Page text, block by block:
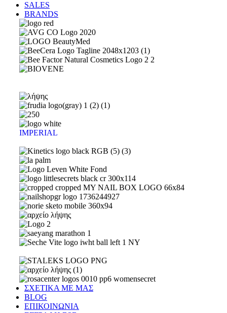
SALES
BRANDS
IMPERIAL
ΣΧΕΤΙΚΑ ΜΕ ΜΑΣ
BLOG
ΕΠΙΚΟΙΝΩΝΙΑ